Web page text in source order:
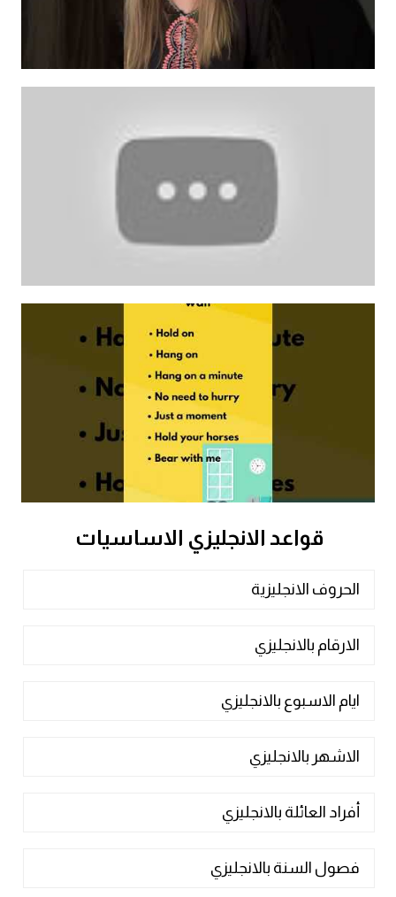
كلمات بحرف o
كلمات بحرف v
كلمات بحرف zقواعد الانجليزي الاساسيات
الحروف الانجليزية
الارقام بالانجليزي
ايام الاسبوع بالانجليزي
الاشهر بالانجليزي
أفراد العائلة بالانجليزي
فصول السنة بالانجليزي